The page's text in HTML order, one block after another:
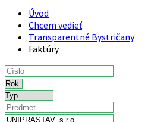
Úvod
Chcem vedieť
Transparentné Bystričany
Faktúry